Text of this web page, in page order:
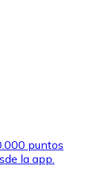
puntos
la app.